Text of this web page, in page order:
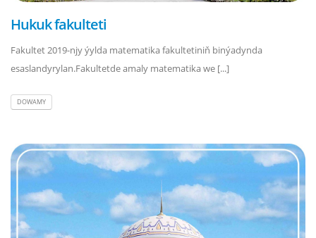
Hukuk fakulteti
Fakultet 2019-njy ýylda matematika fakultetiniň binýadynda
esaslandyrylan.Fakultetde amaly matematika we [...]
DOWAMY